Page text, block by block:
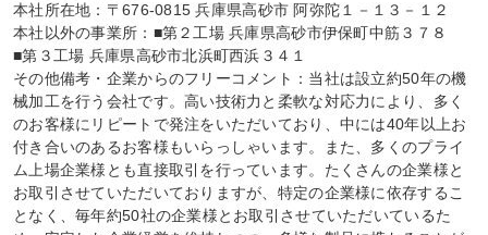
本社所在地：〒676-0815 兵庫県高砂市 阿弥陀１－１３－１２
本社以外の事業所：■第２工場 兵庫県高砂市伊保町中筋３７８
■第３工場 兵庫県高砂市北浜町西浜３４１
その他備考・企業からのフリーコメント：当社は設立約50年の機
械加工を行う会社です。高い技術力と柔軟な対応力により、多く
のお客様にリピートで発注をいただいており、中には40年以上お
付き合いのあるお客様もいらっしゃいます。また、多くのプライ
ム上場企業様とも直接取引を行っています。たくさんの企業様と
お取引させていただいておりますが、特定の企業様に依存するこ
となく、毎年約50社の企業様とお取引させていただいているた